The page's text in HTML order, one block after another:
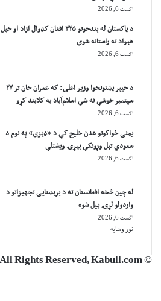
اگست 6, 2026
د پاکستان له بندخونو ۳۲۵ افغان کډوال ازاد او خپل
هېواد ته راستانه شوي
اگست 6, 2026
د خیبر پښتونخوا وزیر اعلی: که عمران خان تر ۲۷
سپتمبر خوشې نه شي اسلام‌آباد به کلابند کړو
اگست 6, 2026
یمني ځواکونو عدن خلیج کې د «ډېزي» په نوم د
سعودي تېل وړونکې بېړۍ ویشتلې
اگست 6, 2026
له چین څخه افغانستان ته د برېښنايي تجهیزاتو د
واردولو لړۍ پیل شوه
اگست 6, 2026
نور وښایه
© Copyright 2026, All Rights Reserved, Kabull.com